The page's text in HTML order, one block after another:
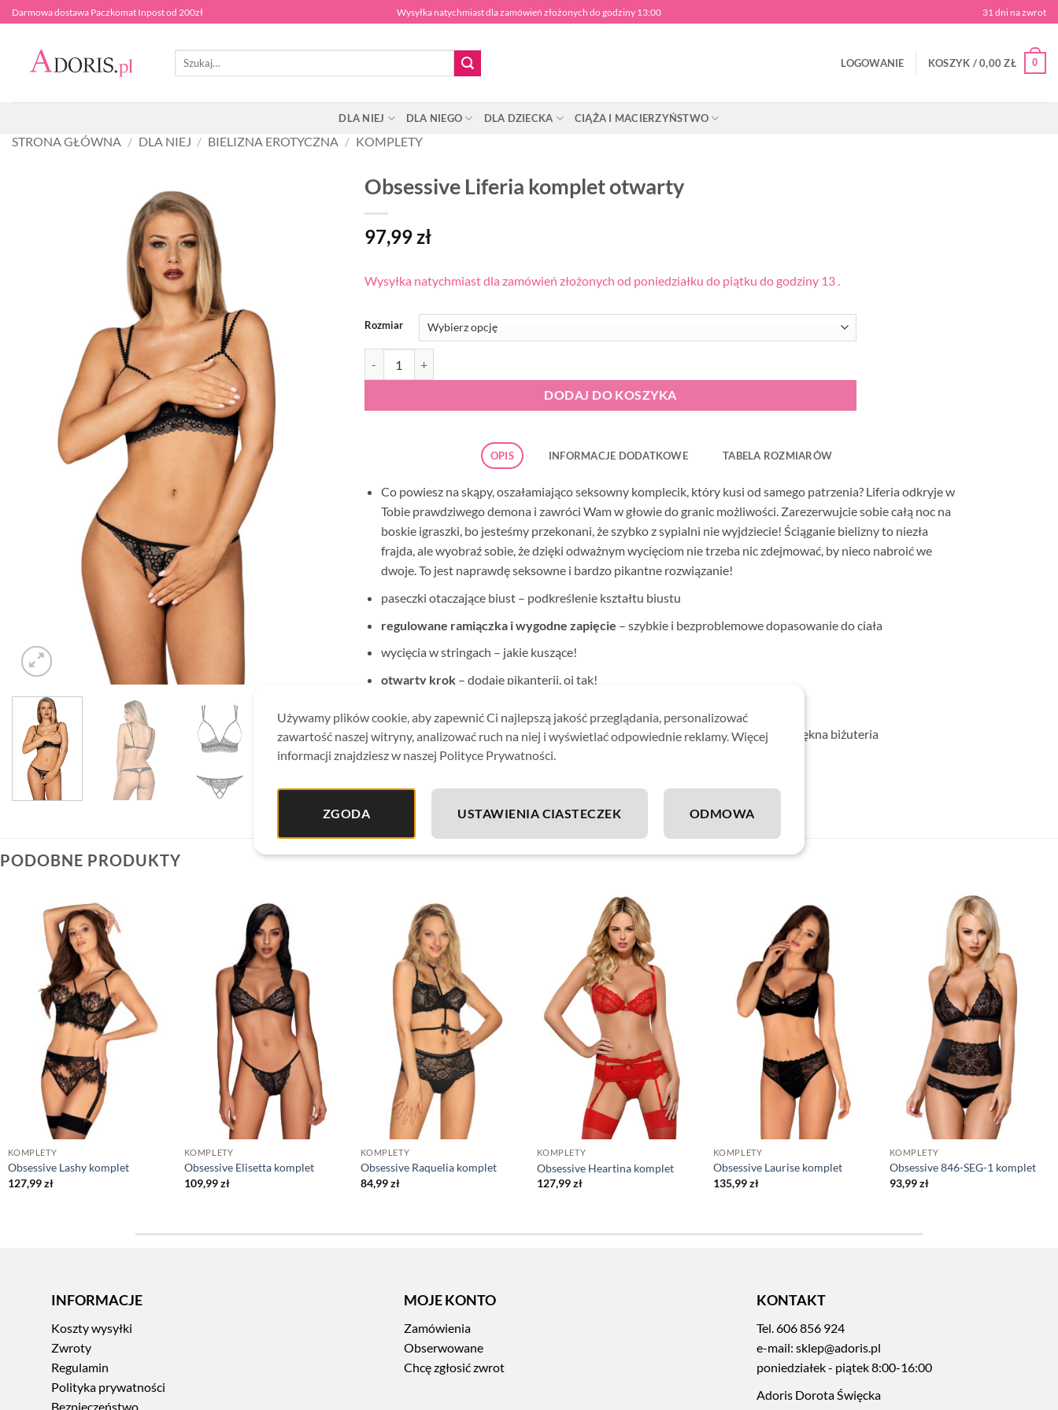
Przewiń
do
zawartości
Darmowa dostawa Paczkomat Inpost od 200zł Wysyłka natychmiast dla zamówień złożonych do godziny 13:00 31 dni na zwrot
Szukaj:
LOGOWANIE KOSZYK /0,00ZŁ 0
DLA NIEJ DLA NIEGO DLA DZIECKA CIĄŻA I MACIERZYŃSTWO
STRONA GŁÓWNA / DLA NIEJ / BIELIZNA EROTYCZNA / KOMPLETY
Obsessive Liferia komplet otwarty
97,99zł
Wysyłka natychmiast dla zamówień złożonych od poniedziałku do piątku do godziny 13 .
Rozmiar
DODAJ DO KOSZYKA
OPIS INFORMACJE DODATKOWE TABELA ROZMIARÓW
Co powiesz na skąpy, oszałamiająco seksowny komplecik, który kusi od samego patrzenia? Liferia odkryje w
Tobie prawdziwego demona i zawróci Wam w głowie do granic możliwości. Zarezerwujcie sobie całą noc na
boskie igraszki, bo jesteśmy przekonani, że szybko z sypialni nie wyjdziecie! Ściąganie bielizny to niezła
frajda, ale wyobraź sobie, że dzięki odważnym wycięciom nie trzeba nic zdejmować, by nieco nabroić we
dwoje. To jest naprawdę seksowne i bardzo pikantne rozwiązanie!
paseczki otaczające biust – podkreślenie kształtu biustu
regulowane ramiączka i wygodne zapięcie – szybkie i bezproblemowe dopasowanie do ciała
wycięcia w stringach – jakie kuszące!
otwarty krok– dodaje pikanterii, oj tak!
subtelne dodatki w postaciemblematów z kryształkami– ozdabiają niczym piękna biżuteria
komplet zawiera otwarty biustonosz i otwarte stringi
miłe w dotyku, elastyczne materiały (90% poliamid, 10% elastan)
PODOBNE PRODUKTY
KOMPLETY
Obsessive Lashy komplet
127,99zł
KOMPLETY
Obsessive Elisetta komplet
109,99zł
KOMPLETY
Obsessive Raquelia komplet
84,99zł
KOMPLETY
Obsessive Heartina komplet
127,99zł
KOMPLETY
Obsessive Laurise komplet
135,99zł
KOMPLETY
Obsessive 846-SEG-1 komplet
93,99zł
INFORMACJE
Koszty wysyłki
Zwroty
Regulamin
Polityka prywatności
Bezpieczeństwo
MOJE KONTO
Zamówienia
Obserwowane
Chcę zgłosić zwrot
KONTAKT
Tel.606 856 924
e-mail: sklep@adoris.pl
poniedziałek - piątek 8:00-16:00
Adoris Dorota Święcka
Używamy plików cookie, aby zapewnić Ci najlepszą jakość przeglądania, personalizować
zawartość naszej witryny, analizować ruch na niej i wyświetlać odpowiednie reklamy. Więcej
informacji znajdziesz w naszej Polityce Prywatności.
ZGODA USTAWIENIA CIASTECZEK ODMOWA